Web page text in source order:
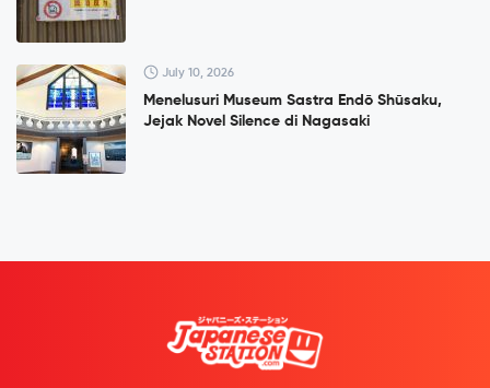
July 10, 2026
Menelusuri Museum Sastra Endō Shūsaku,
Jejak Novel Silence di Nagasaki